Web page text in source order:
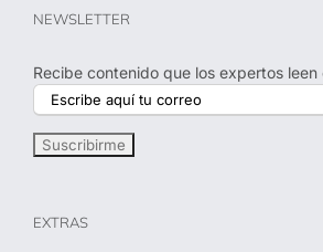
NEWSLETTER
Recibe contenido que los expertos leen
EXTRAS